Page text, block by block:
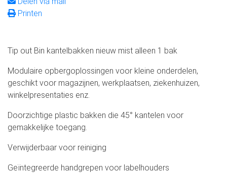
Printen
Tip out Bin kantelbakken nieuw mist alleen 1 bak
Modulaire opbergoplossingen voor kleine onderdelen,
geschikt voor magazijnen, werkplaatsen, ziekenhuizen,
winkelpresentaties enz.
Doorzichtige plastic bakken die 45° kantelen voor
gemakkelijke toegang.
Verwijderbaar voor reiniging
Geïntegreerde handgrepen voor labelhouders